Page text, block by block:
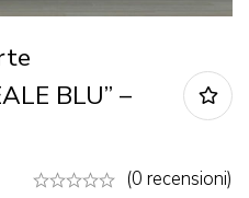
BLU” –
(0 recensioni)